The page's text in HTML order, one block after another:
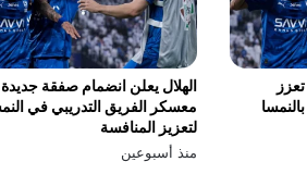
الهلال يعلن انضمام صفقة
معسكر الفريق التدريبي في
لتعزيز المنافسة
منذ أسبوعين